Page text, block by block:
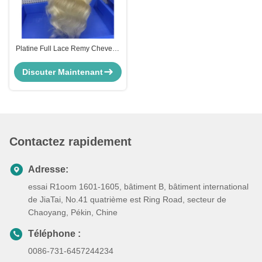
Platine Full Lace Remy Cheveux
Cuticule en vague alignée 30
pouces11
Discuter Maintenant
Contactez rapidement
Adresse:
essai R1oom 1601-1605, bâtiment B, bâtiment international
de JiaTai, No.41 quatrième est Ring Road, secteur de
Chaoyang, Pékin, Chine
Téléphone :
0086-731-6457244234